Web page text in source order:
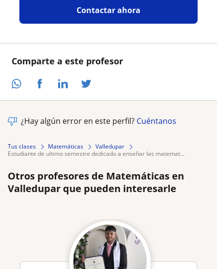
Comparte a este profesor
Contactar ahora
¿Hay algún error en este perfil? Cuéntanos
Tus clases Matemáticas
Valledupar
estudiante de ultimo semestre dedicado a enseñar las matemat...
Otros profesores de Matemáticas en
Valledupar que pueden interesarle